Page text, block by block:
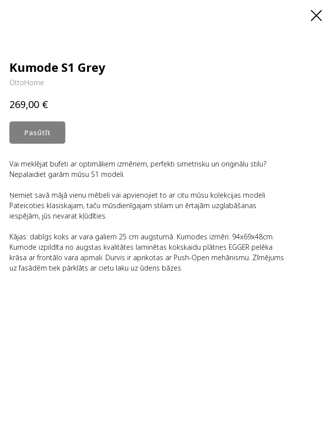
Kumode S1 Grey
OttoHome
269,00 €
Pasūtīt
Vai meklējat bufeti ar optimāliem izmēriem, perfekti simetrisku un oriģinālu stilu?
Nepalaidiet garām mūsu S1 modeli.
Ņemiet savā mājā vienu mēbeli vai apvienojiet to ar citu mūsu kolekcijas modeli.
Pateicoties klasiskajam, taču mūsdienīgajam stilam un ērtajām uzglabāšanas
iespējām, jūs nevarat kļūdīties.
Kājas: dabīgs koks ar vara galiem 25 cm augstumā. Kumodes izmēri: 94x69x48cm.
Kumode izpildīta no augstas kvalitātes laminētas kokskaidu plātnes EGGER pelēka
krāsa ar frontālo vara apmali. Durvis ir aprikotas ar Push-Open mehānismu. Zīmējums
uz fasādēm tiek pārklāts ar cietu laku uz ūdens bāzes.